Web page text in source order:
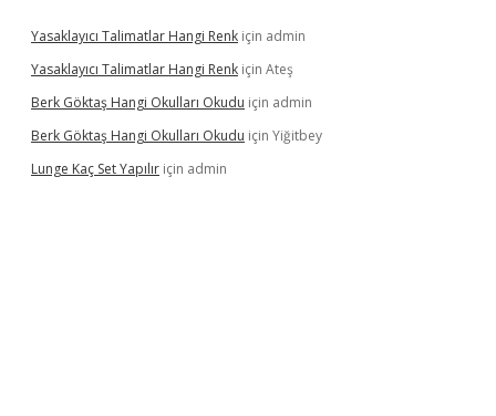
Yasaklayıcı Talimatlar Hangi Renk için admin
Yasaklayıcı Talimatlar Hangi Renk için Ateş
Berk Göktaş Hangi Okulları Okudu için admin
Berk Göktaş Hangi Okulları Okudu için Yiğitbey
Lunge Kaç Set Yapılır için admin